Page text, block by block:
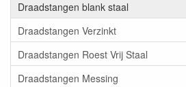
Draadstangen blank staal
Draadstangen Verzinkt
Draadstangen Roest Vrij Staal
Draadstangen Messing